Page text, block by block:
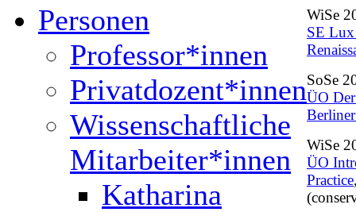
Personen
Professor*innen
Privatdozent*innen
Wissenschaftliche
Mitarbeiter*innen
Katharina
WiSe
SE Lux
SoSe
ÜO
WiSe
ÜO
Practice